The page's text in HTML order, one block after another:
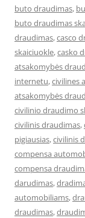
buto draudimas,
buto draudimas
draudimas,casco
skaiciuokle,casko
atsakomybės
internetu,civilines
atsakomybės
civilinio draudimo
civilinis draudimas,
pigiausias,civilinis
compensa
compensa
darudimas,
automobiliams,
draudimas,